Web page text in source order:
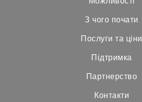
З чого почати
Послуги та ціни
Підтримка
Партнерство
Контакти